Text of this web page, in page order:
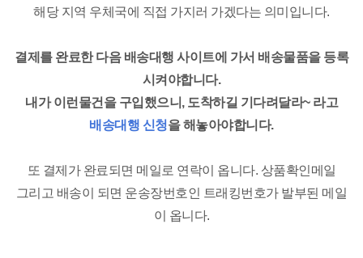
해당 지역 우체국에 직접 가지러 가겠다는 의미입니다.
결제를 완료한 다음 배송대행 사이트에 가서 배송물품을 등록
시켜야합니다.
내가 이런물건을 구입했으니, 도착하길 기다려달라~ 라고
배송대행 신청을 해놓아야합니다.
또 결제가 완료되면 메일로 연락이 옵니다. 상품확인메일
그리고 배송이 되면 운송장번호인 트래킹번호가 발부된 메일
이 옵니다.